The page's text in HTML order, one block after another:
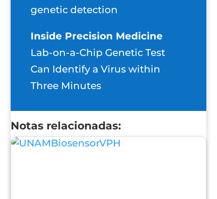
genetic detection
Inside Precision Medicine
Lab-on-a-Chip Genetic Test
Can Identify a Virus within
Three Minutes
Notas relacionadas: